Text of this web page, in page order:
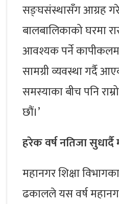
सङ्घसंस्थासँग आग्रह
बालबालिकाको घरमा
आवश्यक पर्ने
सामग्री व्यवस्था गर्दै
समस्याका बीच पनि
छौं।’
हरेक वर्ष नतिजा
महानगर शिक्षा
ढकालले यस वर्ष